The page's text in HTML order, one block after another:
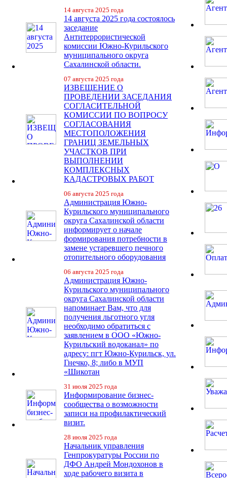
14 августа 2025 года
14 августа 2025 года состоялось
заседание
Антитеррористической
комиссии Южно-Курильского
муниципального округа
Сахалинской области.
07 августа 2025 года
ИЗВЕЩЕНИЕ О
ПРОВЕДЕНИИ ЗАСЕДАНИЯ
СОГЛАСИТЕЛЬНОЙ
КОМИССИИ ПО ВОПРОСУ
СОГЛАСОВАНИЯ
МЕСТОПОЛОЖЕНИЯ
ГРАНИЦ ЗЕМЕЛЬНЫХ
УЧАСТКОВ ПРИ
ВЫПОЛНЕНИИ
КОМПЛЕКСНЫХ
КАДАСТРОВЫХ РАБОТ
06 августа 2025 года
Администрация Южно-
Курильского муниципального
округа Сахалинской области
информирует о начале
формирования потребности в
замене устаревшего печного
отопительного оборудования
06 августа 2025 года
Администрация Южно-
Курильского муниципального
округа Сахалинской области
напоминает Вам, что для
получения льготного угля
необходимо обратиться с
заявлением в ООО «Южно-
Курильский водоканал» по
адресу: пгт Южно-Курильск, ул.
Гнечко, 8; либо в МУП
«Шикотан
31 июля 2025 года
Информирование бизнес-
сообщества о возможности
записи на профилактический
визит.
28 июля 2025 года
Начальник управления
Генпрокуратуры России по
ДФО Андрей Мондохонов в
ходе рабочего визита в